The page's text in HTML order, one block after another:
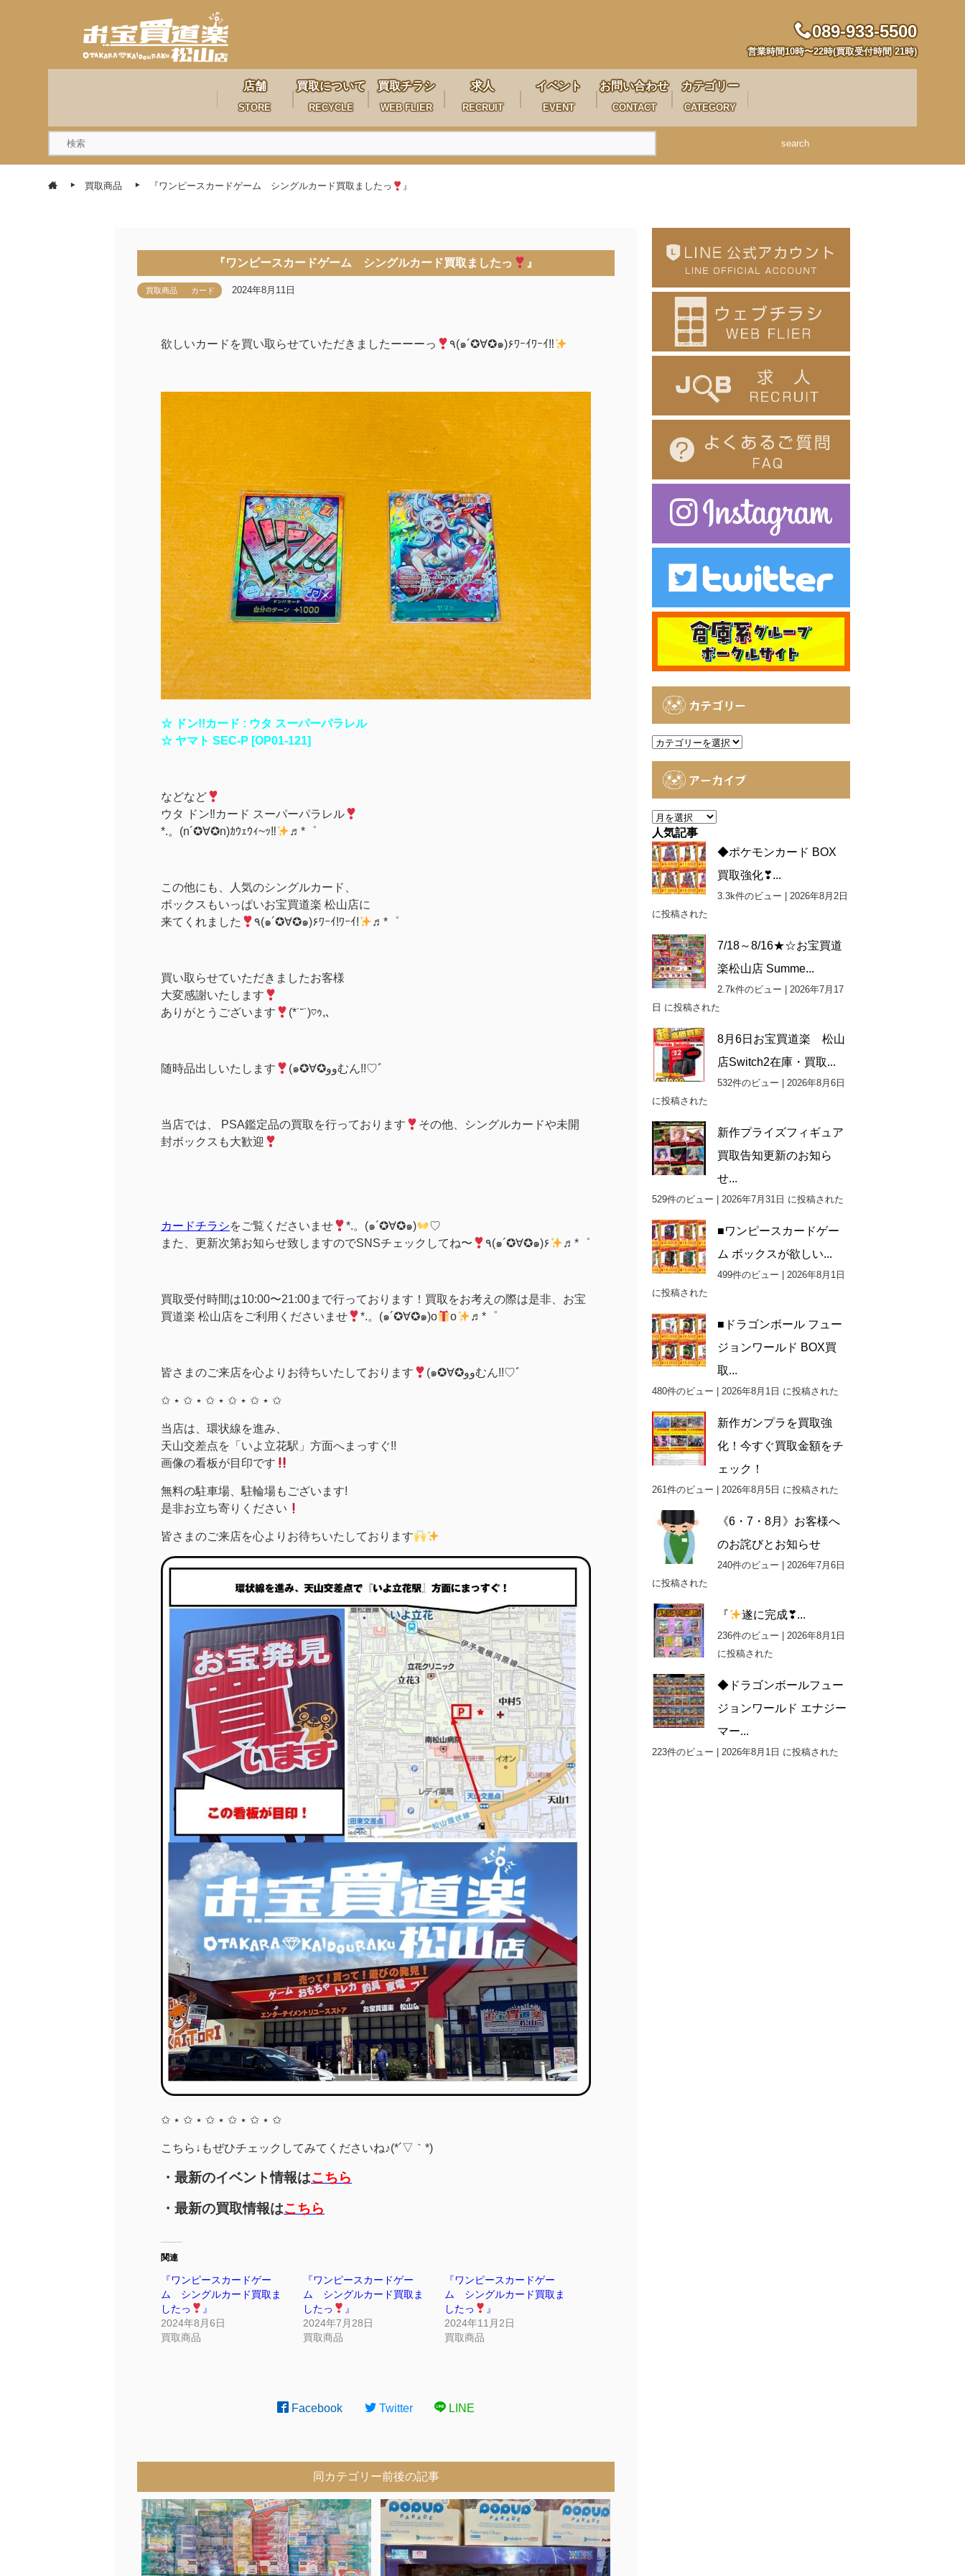
089-933-5500
営業時間10時〜22時(買取受付時間 21時)
店舗
STORE
買取について
RECYCLE
買取チラシ
WEB FLIER
求人
RECRUIT
イベント
EVENT
お問い合わせ
CONTACT
カテゴリー
CATEGORY
search
買取商品 『ワンピースカードゲーム シングルカード買取ましたっ 』
『ワンピースカードゲーム シングルカード買取ましたっ 』
買取商品 カード 2024年8月11日
欲しいカードを買い取らせていただきましたーーーっ ٩(๑´✪∀✪๑)۶ﾜｰｲﾜｰｲ‼︎
☆ ドン!!カード : ウタ スーパーパラレル
☆ ヤマト SEC-P [OP01-121]
などなど
ウタ ドン‼︎カード スーパーパラレル
*.。(n´✪∀✪n)ｶｳｪｳｨ~ｯ‼︎
♬*゜
この他にも、人気のシングルカード、
ボックスもいっぱいお宝買道楽 松山店に
来てくれました
٩(๑´✪∀✪๑)۶ﾜｰｲ!ﾜｰｲ! ♬*゜
買い取らせていただきましたお客様
大変感謝いたします
ありがとうございます
(*˙˘˙)♡ｩ,､
随時品出しいたします (๑✪∀✪ووむん!!♡ﾞ
当店では、 PSA鑑定品の買取を行っております
その他、シングルカードや未開
封ボックスも大歓迎
カードチラシをご覧くださいませ *.。(๑´✪∀✪๑)
♡
また、更新次第お知らせ致しますのでSNSチェックしてね〜
٩(๑´✪∀✪๑)۶ ♬*゜
買取受付時間は10:00〜21:00まで行っております！買取をお考えの際は是非、お宝
買道楽 松山店をご利用くださいませ
*.。(๑´✪∀✪๑)o o ♬*゜
皆さまのご来店を心よりお待ちいたしております (๑✪∀✪ووむん!!♡ﾞ
✩ ⋆ ✩ ⋆ ✩ ⋆ ✩ ⋆ ✩ ⋆ ✩
当店は、環状線を進み、
天山交差点を「いよ立花駅」方面へまっすぐ!!
画像の看板が目印です
無料の駐車場、駐輪場もございます!
是非お立ち寄りください
皆さまのご来店を心よりお待ちいたしております
✩ ⋆ ✩ ⋆ ✩ ⋆ ✩ ⋆ ✩ ⋆ ✩
こちら↓もぜひチェックしてみてくださいね♪(*´▽｀*)
・最新のイベント情報はこちら
・最新の買取情報はこちら
関連
『ワンピースカードゲー
ム シングルカード買取ま
したっ
』
2024年8月6日
買取商品
『ワンピースカードゲー
ム シングルカード買取ま
したっ
』
2024年7月28日
買取商品
『ワンピースカードゲー
ム シングルカード買取ま
したっ
』
2024年11月2日
買取商品
Facebook Twitter LINE
同カテゴリー前後の記事
カテゴリー
カ
アーカイブ
ア
ー
カ
イ
ブ
人気記事
◆ポケモンカード BOX
買取強化❣...
3.3k件のビュー
2026年8月2日
に投稿された
7/18～8/16★☆お宝買道
楽松山店 Summe...
2.7k件のビュー
2026年7月17
日 に投稿された
8月6日お宝買道楽 松山
店Switch2在庫・買取...
532件のビュー
2026年8月6日
に投稿された
新作プライズフィギュア
買取告知更新のお知ら
せ...
529件のビュー 2026年7月31日 に投稿された
■ワンピースカードゲー
ム ボックスが欲しい...
499件のビュー
2026年8月1日
に投稿された
■ドラゴンボール フュー
ジョンワールド BOX買
取...
480件のビュー 2026年8月1日 に投稿された
新作ガンプラを買取強
化！今すぐ買取金額をチ
ェック！
261件のビュー 2026年8月5日 に投稿された
《6・7・8月》お客様へ
のお詫びとお知らせ
240件のビュー
2026年7月6日
に投稿された
『 遂に完成❣...
236件のビュー
2026年8月1日
に投稿された
◆ドラゴンボールフュー
ジョンワールド エナジー
マー...
223件のビュー 2026年8月1日 に投稿された